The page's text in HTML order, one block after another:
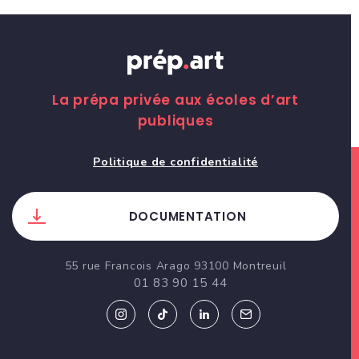
La prépa privée aux écoles d’art
publiques
Politique de confidentialité
DOCUMENTATION
55 rue Francois Arago 93100 Montreuil
01 83 90 15 44